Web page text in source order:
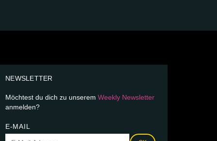
NEWSLETTER
Möchtest du dich zu unserem Weekly Newsletter
anmelden?
E-MAIL